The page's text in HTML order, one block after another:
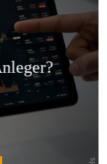
Überspringen